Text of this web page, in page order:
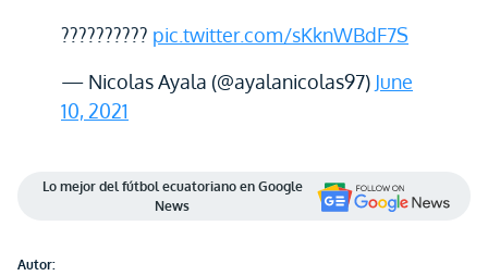
?????????? pic.twitter.com/sKknWBdF7S
— Nicolas Ayala (@ayalanicolas97) June
10, 2021
Lo mejor del fútbol ecuatoriano en Google
News
Autor: